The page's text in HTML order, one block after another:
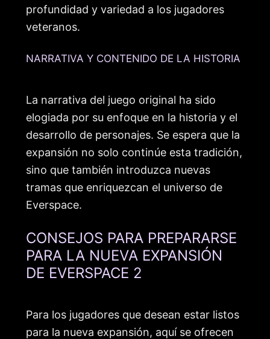
profundidad y variedad a los jugadores
veteranos.
NARRATIVA Y CONTENIDO DE LA HISTORIA
La narrativa del juego original ha sido
elogiada por su enfoque en la historia y el
desarrollo de personajes. Se espera que la
expansión no solo continúe esta tradición,
sino que también introduzca nuevas
tramas que enriquezcan el universo de
Everspace.
CONSEJOS PARA PREPARARSE
PARA LA NUEVA EXPANSIÓN
DE EVERSPACE 2
Para los jugadores que desean estar listos
para la nueva expansión, aquí se ofrecen